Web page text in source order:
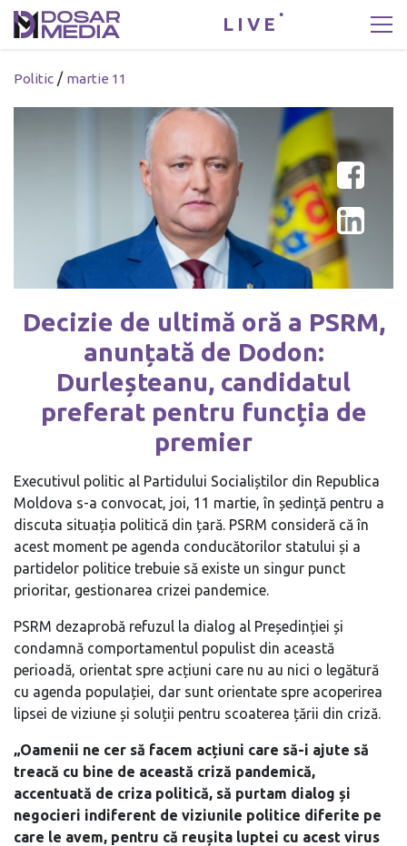
LIVE
Politic / martie 11
Decizie de ultimă oră a PSRM,
anunțată de Dodon:
Durleșteanu, candidatul
preferat pentru funcția de
premier
Executivul politic al Partidului Socialiștilor din Republica
Moldova s-a convocat, joi, 11 martie, în ședință pentru a
discuta situația politică din țară. PSRM consideră că în
acest moment pe agenda conducătorilor statului și a
partidelor politice trebuie să existe un singur punct
prioritar, gestionarea crizei pandemice.
PSRM dezaprobă refuzul la dialog al Președinției și
condamnă comportamentul populist din această
perioadă, orientat spre acțiuni care nu au nici o legătură
cu agenda populației, dar sunt orientate spre acoperirea
lipsei de viziune și soluții pentru scoaterea țării din criză.
„Oamenii ne cer să facem acțiuni care să-i ajute să
treacă cu bine de această criză pandemică,
accentuată de criza politică, să purtam dialog și
negocieri indiferent de viziunile politice diferite pe
care le avem, pentru că reușita luptei cu acest virus